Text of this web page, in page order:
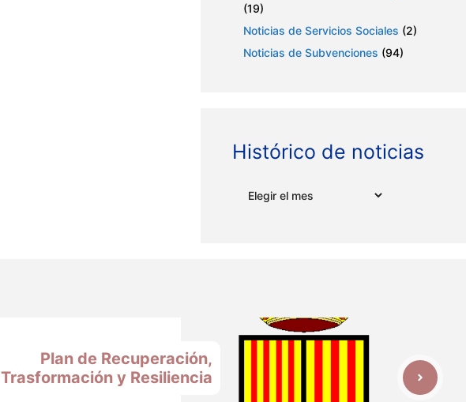
(19)
Noticias de Servicios Sociales (2)
Noticias de Subvenciones (94)
Histórico de noticias
Plan de Recuperación,
Trasformación y Resiliencia